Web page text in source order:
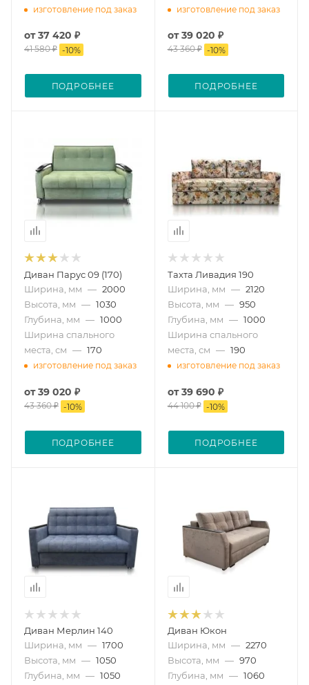
изготовление под заказ
от37 420 ₽
41 580 ₽ -10%
ПОДРОБНЕЕ
изготовление под заказ
от39 020 ₽
43 360 ₽ -10%
ПОДРОБНЕЕ
Диван Парус 09 (170)
Ширина, мм — 2000
Высота, мм — 1030
Глубина, мм — 1000
Ширина спального
места, см — 170
изготовление под заказ
от39 020 ₽
43 360 ₽ -10%
ПОДРОБНЕЕ
Тахта Ливадия 190
Ширина, мм — 2120
Высота, мм — 950
Глубина, мм — 1000
Ширина спального
места, см — 190
изготовление под заказ
от39 690 ₽
44 100 ₽ -10%
ПОДРОБНЕЕ
Диван Мерлин 140
Ширина, мм — 1700
Высота, мм — 1050
Глубина, мм — 1050
Диван Юкон
Ширина, мм — 2270
Высота, мм — 970
Глубина, мм — 1060